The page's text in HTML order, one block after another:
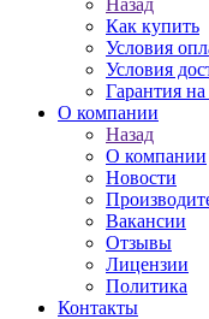
Назад
Как купить
Условия
Условия
Гарантия на
О компании
Назад
О компании
Новости
Вакансии
Отзывы
Лицензии
Политика
Контакты